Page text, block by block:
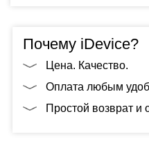
Почему iDevice?
Цена. Качество.
Оплата любым
Простой возврат и